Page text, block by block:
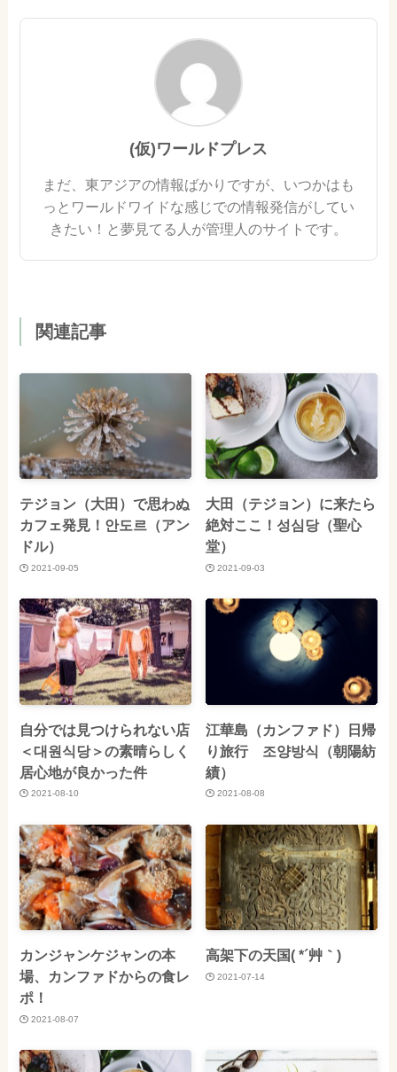
(仮)ワールドプレス
まだ、東アジアの情報ばかりですが、いつかはも
っとワールドワイドな感じでの情報発信がしてい
きたい！と夢見てる人が管理人のサイトです。
関連記事
テジョン（大田）で思わぬ
カフェ発見！안도르（アン
ドル）
2021-09-05
大田（テジョン）に来たら
絶対ここ！성심당（聖心
堂）
2021-09-03
自分では見つけられない店
＜대원식당＞の素晴らしく
居心地が良かった件
2021-08-10
江華島（カンファド）日帰
り旅行 조양방식（朝陽紡
績）
2021-08-08
カンジャンケジャンの本
場、カンファドからの食レ
ポ！
2021-08-07
高架下の天国( *´艸｀)
2021-07-14